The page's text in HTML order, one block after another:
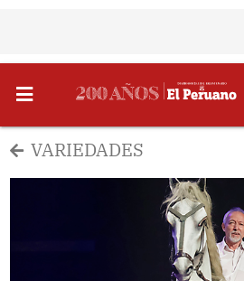
VARIEDADES